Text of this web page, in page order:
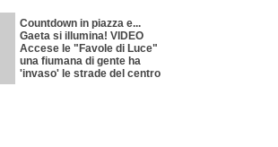
Countdown in piazza e...
Gaeta si illumina! VIDEO
Accese le "Favole di Luce"
una fiumana di gente ha
'invaso' le strade del centro